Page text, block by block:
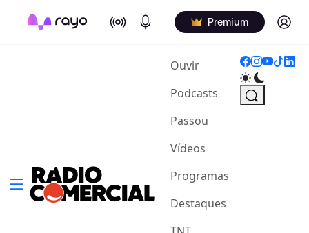
On Air Podcasts Premium Log in
Ouvir(current)
Podcasts
Passou
Vídeos
Programas
Destaques